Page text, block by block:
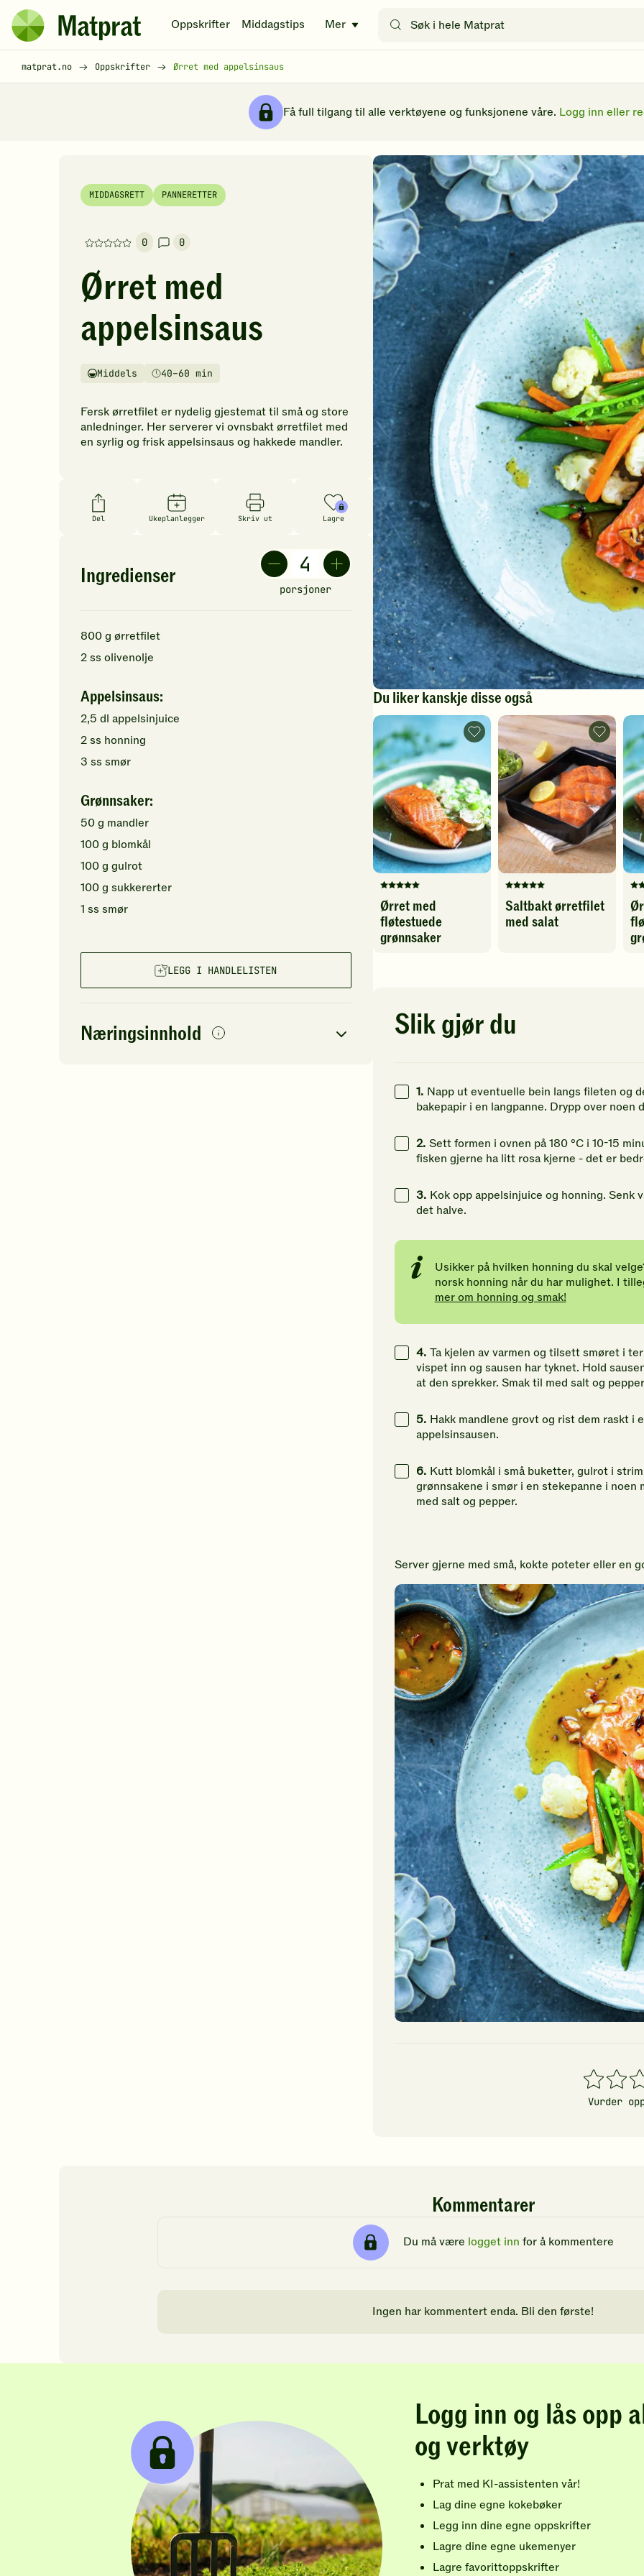
Hopp til hovedinnhold
Matprat
hjemmeside
Oppskrifter Middagstips Mer
etter
matprat.no Oppskrifter Ørret med appelsinsaus
Få full tilgang til alle verktøyene og funksjonene våre. Logg inn eller
MIDDAGSRETT PANNERETTER
0
Denne
har
foreløpig
vurderinger.
Bli
første
å
vurdere
denne
0
Ørret med
appelsinsaus
Vanskelighetsgrad
Middels
Tilberedningstid40–60 min
Fersk ørretfilet er nydelig gjestemat til små og store
anledninger. Her serverer vi ovnsbakt ørretfilet med
en syrlig og frisk appelsinsaus og hakkede mandler.
Del Ukeplanlegger Skriv ut Lagre
Ingredienser
porsjoner
800g ørretfilet
2ss olivenolje
Appelsinsaus:
2,5 dl appelsinjuice
2ss honning
3 ss smør
Grønnsaker:
50g mandler
100g blomkål
100g gulrot
100g sukkererter
1 ss smør
LEGG I HANDLELISTEN
Næringsinnhold
Du liker kanskje disse også
Denne
oppskriften
har
fått
Klikk
vurdering.
Ørret med
fløtestuede
grønnsaker
Ørret
med
fløtestuede
grønnsaker
-
legg
til
favoritter
Denne
oppskriften
har
for
vurdering.
Saltbakt ørretfilet
med salat
Saltbakt
ørretfilet
med
salat
-
legg
til
favoritter
Slik gjør du
1. Napp ut eventuelle bein langs fileten og
bakepapir i en langpanne. Drypp over
2. Sett formen i ovnen på 180 °C i 10-15
fisken gjerne ha litt rosa kjerne - det er
3. Kok opp appelsinjuice og honning.
det halve.
Usikker på hvilken honning du skal
norsk honning når du har mulighet. I
mer om honning og smak!
4. Ta kjelen av varmen og tilsett smøret i
vispet inn og sausen har tyknet. Hold
at den sprekker. Smak til med salt og
5. Hakk mandlene grovt og rist dem raskt i
appelsinsausen.
6. Kutt blomkål i små buketter, gulrot i
grønnsakene i smør i en stekepanne i
med salt og pepper.
Server gjerne med små, kokte poteter eller en
1
stjerner
2
stjerner
3
Vurder
Kommentarer
Du må være logget inn for å kommentere
Ingen har kommentert enda. Bli den første!
Logg inn og lås opp
og verktøy
Prat med KI-assistenten vår!
Lag dine egne kokebøker
Legg inn dine egne oppskrifter
Lagre dine egne ukemenyer
Lagre favorittoppskrifter